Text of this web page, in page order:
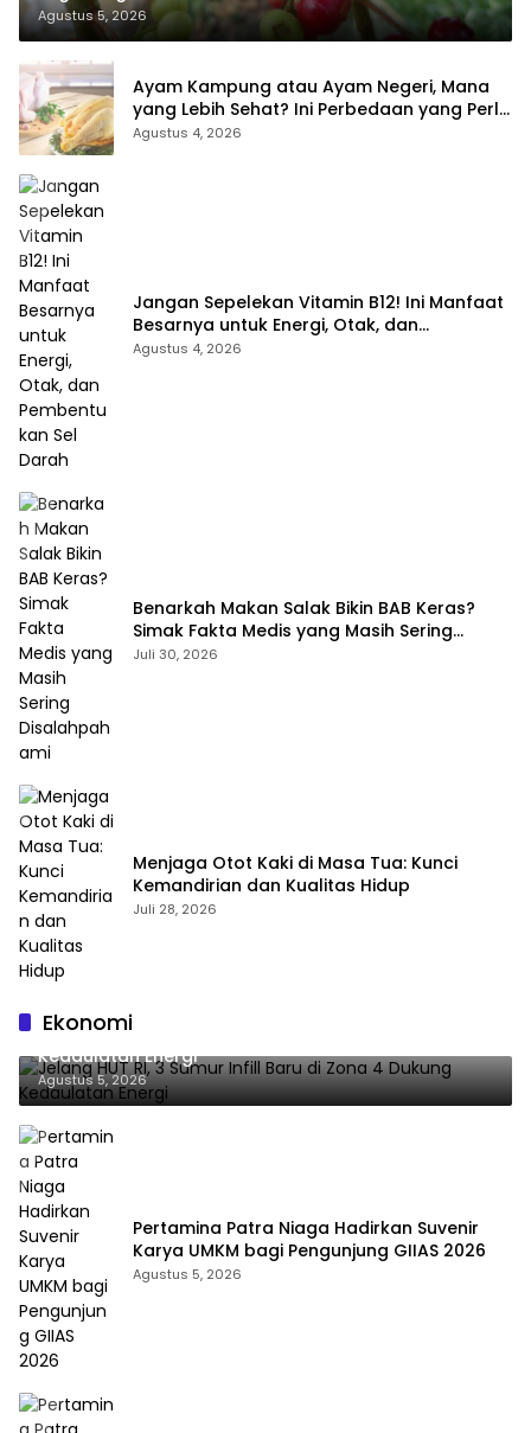
Agustus 5, 2026
Ayam Kampung atau Ayam Negeri, Mana
yang Lebih Sehat? Ini Perbedaan yang Perlu
Anda Ketahui
Agustus 4, 2026
Jangan Sepelekan Vitamin B12! Ini Manfaat
Besarnya untuk Energi, Otak, dan
Pembentukan Sel Darah
Agustus 4, 2026
Benarkah Makan Salak Bikin BAB Keras?
Simak Fakta Medis yang Masih Sering
Disalahpahami
Juli 30, 2026
Menjaga Otot Kaki di Masa Tua: Kunci
Kemandirian dan Kualitas Hidup
Juli 28, 2026
Ekonomi
Jelang HUT RI, 3 Sumur Infill Baru di Zona 4 Dukung
Kedaulatan Energi
Agustus 5, 2026
Pertamina Patra Niaga Hadirkan Suvenir
Karya UMKM bagi Pengunjung GIIAS 2026
Agustus 5, 2026